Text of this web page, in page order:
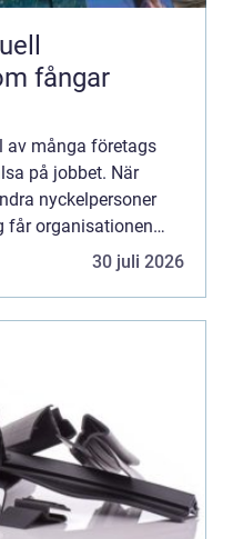
fångar
av många företags
på jobbet. När
nyckelpersoner
får organisationen
30 juli 2026